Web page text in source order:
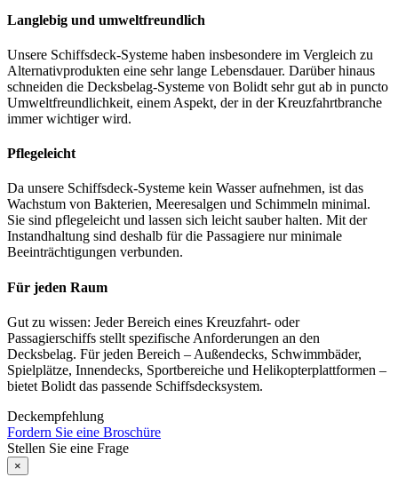
Langlebig und umweltfreundlich
Unsere Schiffsdeck-Systeme haben insbesondere im Vergleich zu
Alternativprodukten eine sehr lange Lebensdauer. Darüber hinaus
schneiden die Decksbelag-Systeme von Bolidt sehr gut ab in puncto
Umweltfreundlichkeit, einem Aspekt, der in der Kreuzfahrtbranche
immer wichtiger wird.
Pflegeleicht
Da unsere Schiffsdeck-Systeme kein Wasser aufnehmen, ist das
Wachstum von Bakterien, Meeresalgen und Schimmeln minimal.
Sie sind pflegeleicht und lassen sich leicht sauber halten. Mit der
Instandhaltung sind deshalb für die Passagiere nur minimale
Beeinträchtigungen verbunden.
Für jeden Raum
Gut zu wissen: Jeder Bereich eines Kreuzfahrt- oder
Passagierschiffs stellt spezifische Anforderungen an den
Decksbelag. Für jeden Bereich – Außendecks, Schwimmbäder,
Spielplätze, Innendecks, Sportbereiche und Helikopterplattformen –
bietet Bolidt das passende Schiffsdecksystem.
Deckempfehlung
Fordern Sie eine Broschüre
Stellen Sie eine Frage
×